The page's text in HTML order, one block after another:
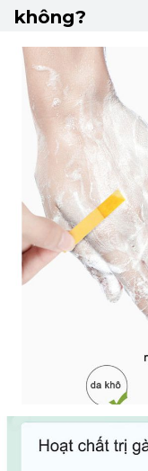
không?